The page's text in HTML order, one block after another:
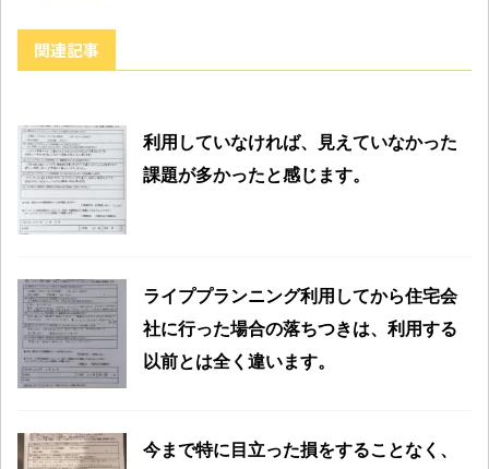
関連記事
利用していなければ、見えていなかった
課題が多かったと感じます。
ライププランニング利用してから住宅会
社に行った場合の落ちつきは、利用する
以前とは全く違います。
今まで特に目立った損をすることなく、